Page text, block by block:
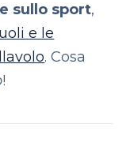
sullo sport,
e le
. Cosa
!